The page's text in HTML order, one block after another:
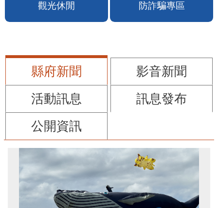
觀光休閒 防詐騙專區
縣府新聞
影音新聞
活動訊息
訊息發布
公開資訊